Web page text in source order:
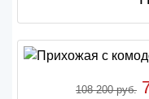
108 200 руб.